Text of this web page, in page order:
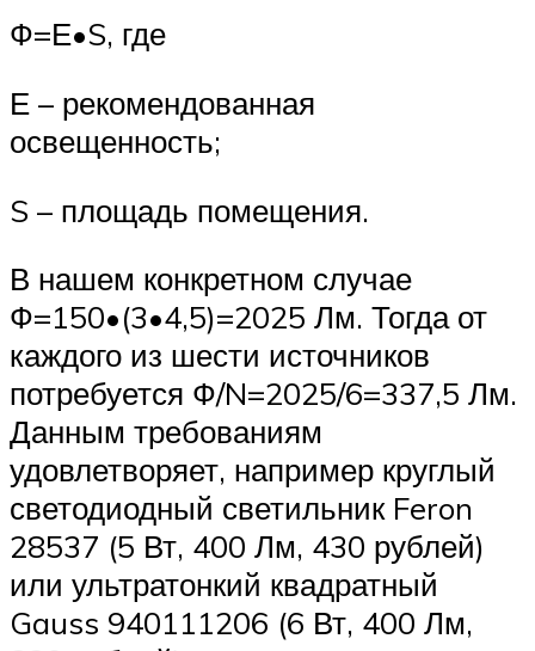
Ф=Е•S, где
Е – рекомендованная
освещенность;
S – площадь помещения.
В нашем конкретном случае
Ф=150•(3•4,5)=2025 Лм. Тогда от
каждого из шести источников
потребуется Ф/N=2025/6=337,5 Лм.
Данным требованиям
удовлетворяет, например круглый
светодиодный светильник Feron
28537 (5 Вт, 400 Лм, 430 рублей)
или ультратонкий квадратный
Gauss 940111206 (6 Вт, 400 Лм,